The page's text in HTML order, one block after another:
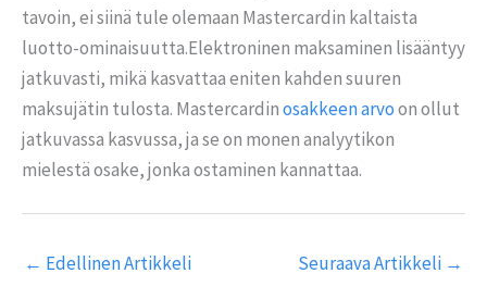
tavoin, ei siinä tule olemaan Mastercardin kaltaista
luotto-ominaisuutta.Elektroninen maksaminen lisääntyy
jatkuvasti, mikä kasvattaa eniten kahden suuren
maksujätin tulosta. Mastercardinosakkeen arvoon ollut
jatkuvassa kasvussa, ja se on monen analyytikon
mielestä osake, jonka ostaminen kannattaa.
← Edellinen Artikkeli Seuraava Artikkeli →